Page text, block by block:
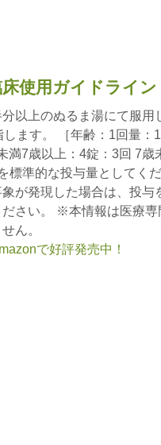
使用ガイドライン
以上のぬるま湯にて服用
ます。 ［年齢：1回量：
満7歳以上：4錠：3回 7歳
標準的な投与量としてく
が発現した場合は、投与
さい。 ※本情報は医療専
ん。
で好評発売中！